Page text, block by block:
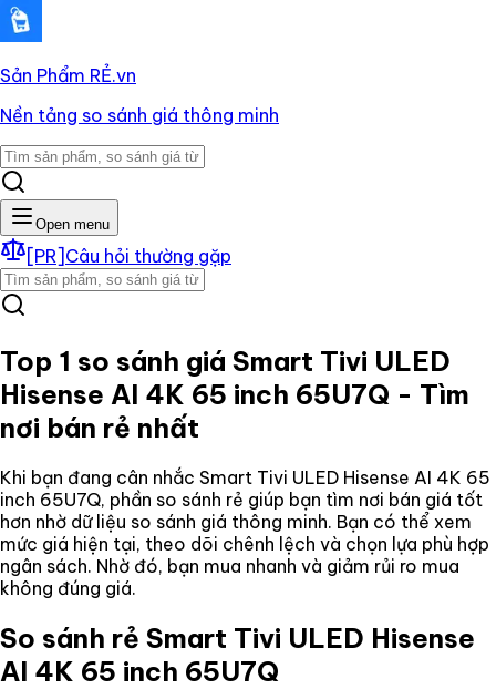
Sản Phẩm RẺ.vn
Nền tảng so sánh giá thông minh
Open menu
[PR] Câu hỏi thường gặp
Top 1 so sánh giá Smart Tivi ULED
Hisense AI 4K 65 inch 65U7Q - Tìm
nơi bán rẻ nhất
Khi bạn đang cân nhắc Smart Tivi ULED Hisense AI 4K 65
inch 65U7Q, phần so sánh rẻ giúp bạn tìm nơi bán giá tốt
hơn nhờ dữ liệu so sánh giá thông minh. Bạn có thể xem
mức giá hiện tại, theo dõi chênh lệch và chọn lựa phù hợp
ngân sách. Nhờ đó, bạn mua nhanh và giảm rủi ro mua
không đúng giá.
So sánh rẻ Smart Tivi ULED Hisense
AI 4K 65 inch 65U7Q